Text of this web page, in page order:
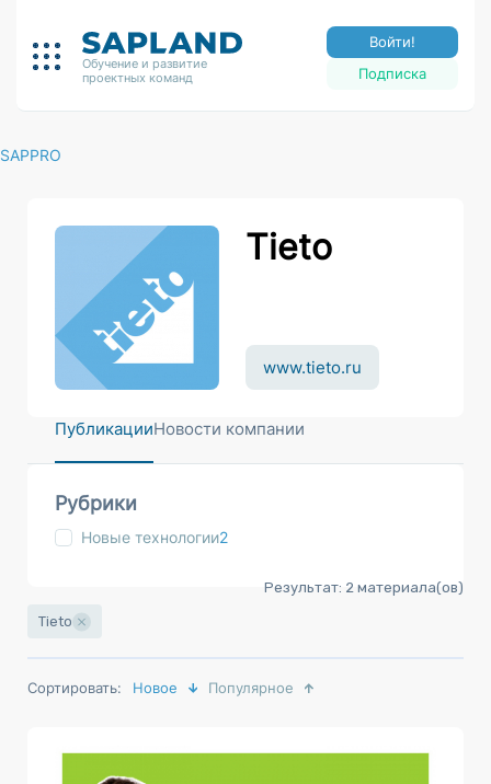
Обучение и развитие
проектных команд
Подписка
Войти!
SAPPRO
Tieto
www.tieto.ru
ПубликацииНовости компании
Рубрики
Новые технологии2
Результат: 2 материала(ов)
Tieto
Сортировать: Новое Популярное